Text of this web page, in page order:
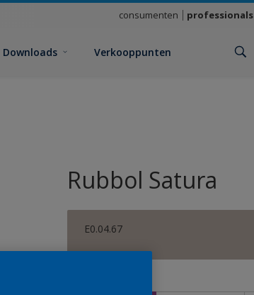
consumenten professionals
Downloads Verkooppunten
Rubbol Satura
E0.04.67